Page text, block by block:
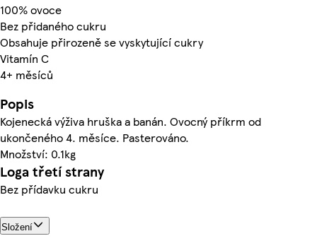
100% ovoce
Bez přidaného cukru
Obsahuje přirozeně se vyskytující cukry
Vitamín C
4+ měsíců
Popis
Kojenecká výživa hruška a banán. Ovocný příkrm od
ukončeného 4. měsíce. Pasterováno.
Množství: 0.1kg
Loga třetí strany
Bez přídavku cukru
Složení